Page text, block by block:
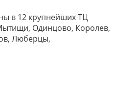
в 12 крупнейших ТЦ
Одинцово, Королев,
Люберцы,